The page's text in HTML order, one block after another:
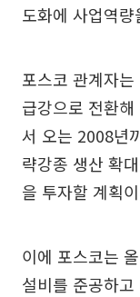
도화에 사업역
포스코 관계자
급강으로 전환
서 오는 2008년
략강종 생산 확
을 투자할 계획
이에 포스코는
설비를 준공하